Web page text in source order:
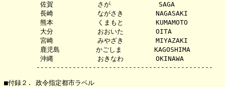
         佐賀           さが            SAGA
         長崎           ながさき        NAGASAKI
         熊本           くまもと        KUMAMOTO
         大分           おおいた        OITA
         宮崎           みやざき        MIYAZAKI
         鹿児島         かごしま        KAGOSHIMA
         沖縄           おきなわ        OKINAWA
        --------------------------------------------
■付録２. 政令指定都市ラベル